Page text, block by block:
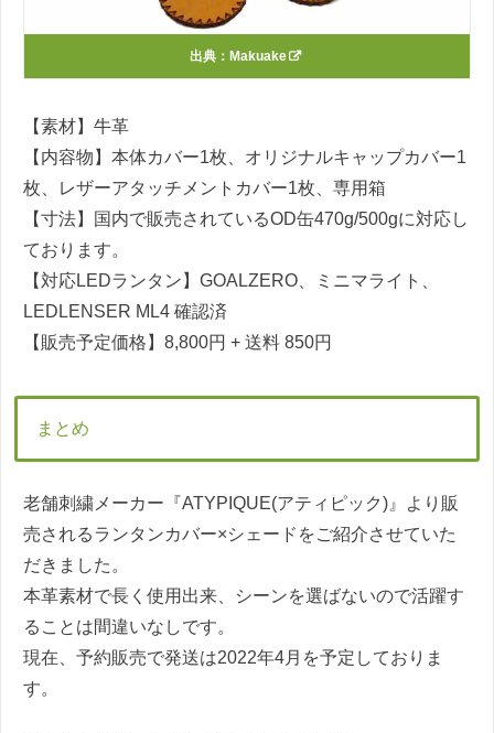
出典： Makuake
【素材】牛革
【内容物】本体カバー1枚、オリジナルキャップカバー1
枚、レザーアタッチメントカバー1枚、専用箱
【寸法】国内で販売されているOD缶470g/500gに対応し
ております。
【対応LEDランタン】GOALZERO、ミニマライト、
LEDLENSER ML4 確認済
【販売予定価格】8,800円 + 送料 850円
まとめ
老舗刺繍メーカー『ATYPIQUE(アティピック)』より販
売されるランタンカバー×シェードをご紹介させていた
だきました。
本革素材で長く使用出来、シーンを選ばないので活躍す
ることは間違いなしです。
現在、予約販売で発送は2022年4月を予定しておりま
す。